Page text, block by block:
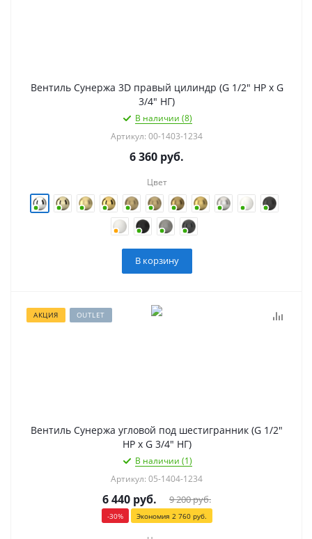
Вентиль Сунержа 3D правый цилиндр (G 1/2" НР х G
3/4" НГ)
В наличии (8)
Артикул: 00-1403-1234
6 360 руб.
Цвет
В корзину
АКЦИЯ OUTLET
Вентиль Сунержа угловой под шестигранник (G 1/2"
НР х G 3/4" НГ)
В наличии (1)
Артикул: 05-1404-1234
6 440 руб. 9 200руб.
-30% Экономия 2 760руб.